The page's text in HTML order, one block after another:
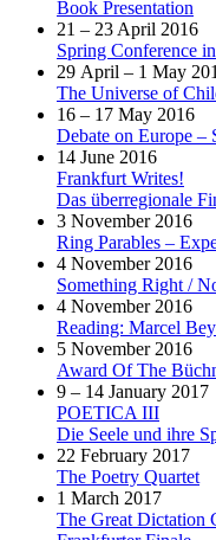
Book Presentation
21 – 23 April 2016
Spring Conference
29 April – 1 May
The Universe of
16 – 17 May 2016
Debate on Europe –
14 June 2016
Frankfurt Writes!
Das überregionale
3 November 2016
Ring Parables –
4 November 2016
Something Right /
4 November 2016
Reading: Marcel
5 November 2016
Award Of The
9 – 14 January 2017
POETICA III
Die Seele und ihre
22 February 2017
The Poetry Quartet
1 March 2017
The Great Dictation